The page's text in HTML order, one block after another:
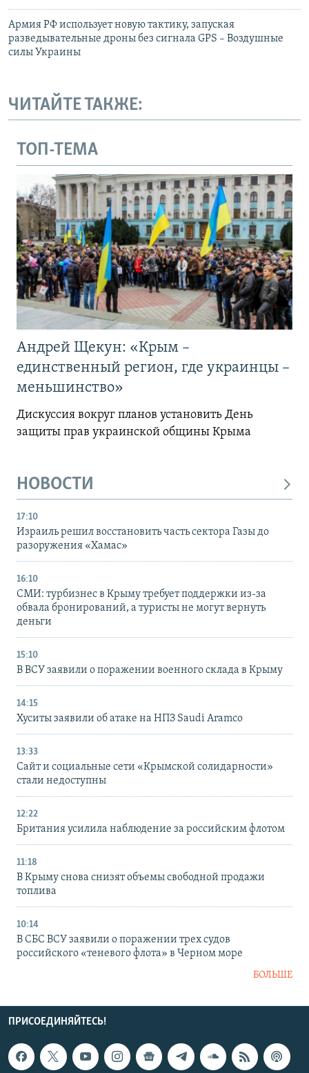
Армия РФ использует новую тактику, запуская
разведывательные дроны без сигнала GPS – Воздушные
силы Украины
ЧИТАЙТЕ ТАКЖЕ:
ТОП-ТЕМА
Андрей Щекун: «Крым –
единственный регион, где украинцы –
меньшинство»
Дискуссия вокруг планов установить День
защиты прав украинской общины Крыма
НОВОСТИ
17:10
Израиль решил восстановить часть сектора Газы до
разоружения «Хамас»
16:10
СМИ: турбизнес в Крыму требует поддержки из-за
обвала бронирований, а туристы не могут вернуть
деньги
15:10
В ВСУ заявили о поражении военного склада в Крыму
14:15
Хуситы заявили об атаке на НПЗ Saudi Aramco
13:33
Сайт и социальные сети «Крымской солидарности»
стали недоступны
12:22
Британия усилила наблюдение за российским флотом
11:18
В Крыму снова снизят объемы свободной продажи
топлива
10:14
В СБС ВСУ заявили о поражении трех судов
российского «теневого флота» в Черном море
БОЛЬШЕ
ПРИСОЕДИНЯЙТЕСЬ!